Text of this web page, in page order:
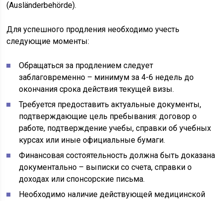
(Ausländerbehörde).
Для успешного продления необходимо учесть
следующие моменты:
Обращаться за продлением следует
заблаговременно – минимум за 4-6 недель до
окончания срока действия текущей визы.
Требуется предоставить актуальные документы,
подтверждающие цель пребывания: договор о
работе, подтверждение учебы, справки об учебных
курсах или иные официальные бумаги.
Финансовая состоятельность должна быть доказана
документально – выписки со счета, справки о
доходах или спонсорские письма.
Необходимо наличие действующей медицинской